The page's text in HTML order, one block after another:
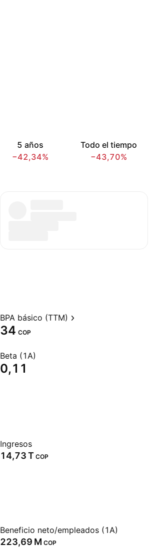
5 años
−42,34%
Todo el tiempo
−43,70%
BPA básico (TTM)
34 COP
Beta (1A)
0,11
Ingresos
‪14,73 T‬ COP
Beneficio neto/empleados (1A)
‪223,69 M‬ COP